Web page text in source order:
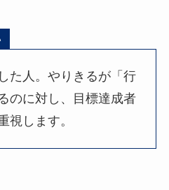
た人。やりきるが「行
のに対し、目標達成者
視します。